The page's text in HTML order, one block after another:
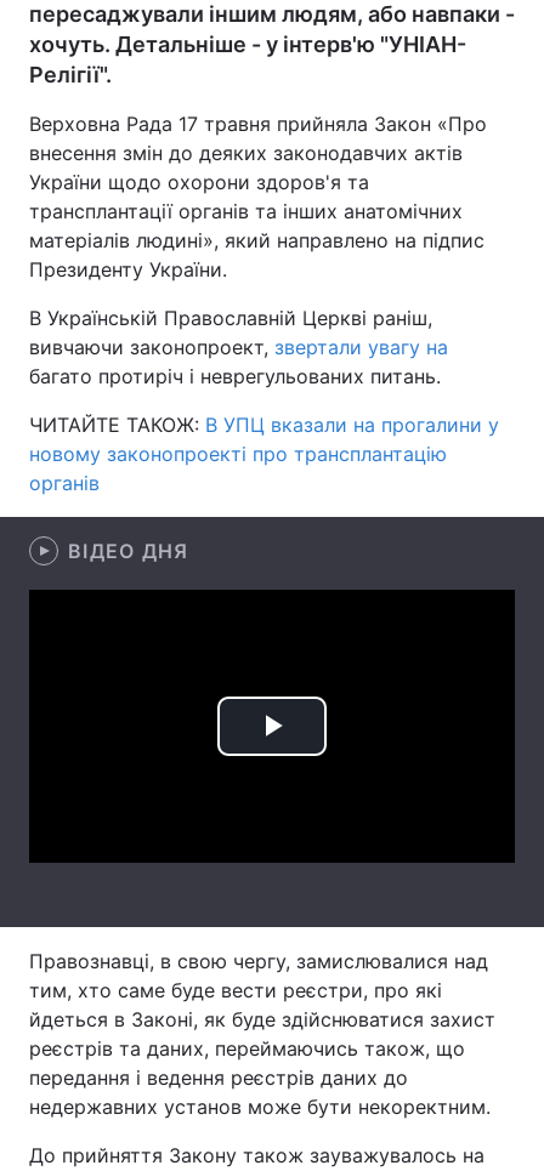
Головна Війна
Економіка Світ
Спорт
Техно і зв'язок
Архів Вакансії
Контакти
Послуги
пересаджували іншим людям, або навпаки -
хочуть. Детальніше - у інтерв'ю "УНІАН-
Релігії".
Верховна Рада 17 травня прийняла Закон «Про
внесення змін до деяких законодавчих актів
України щодо охорони здоров'я та
трансплантації органів та інших анатомічних
матеріалів людині», який направлено на підпис
Президенту України.
В Українській Православній Церкві раніш,
вивчаючи законопроект, звертали увагу на
багато протиріч і неврегульованих питань.
ЧИТАЙТЕ ТАКОЖ: В УПЦ вказали на прогалини у
новому законопроекті про трансплантацію
органів
ВІДЕО ДНЯ
Play
Правознавці, в свою чергу, замислювалися над
тим, хто саме буде вести реєстри, про які
йдеться в Законі, як буде здійснюватися захист
реєстрів та даних, переймаючись також, що
передання і ведення реєстрів даних до
недержавних установ може бути некоректним.
До прийняття Закону також зауважувалось на